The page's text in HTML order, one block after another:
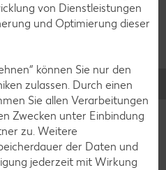
von Dienstleistungen
und Optimierung dieser
können Sie nur den
zulassen. Durch einen
Sie allen Verarbeitungen
Zwecken unter Einbindung
zu. Weitere
der Daten und
jederzeit mit Wirkung